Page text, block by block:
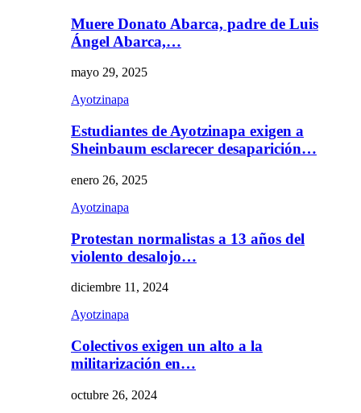
Muere Donato Abarca, padre de Luis
Ángel Abarca,…
mayo 29, 2025
Ayotzinapa
Estudiantes de Ayotzinapa exigen a
Sheinbaum esclarecer desaparición…
enero 26, 2025
Ayotzinapa
Protestan normalistas a 13 años del
violento desalojo…
diciembre 11, 2024
Ayotzinapa
Colectivos exigen un alto a la
militarización en…
octubre 26, 2024